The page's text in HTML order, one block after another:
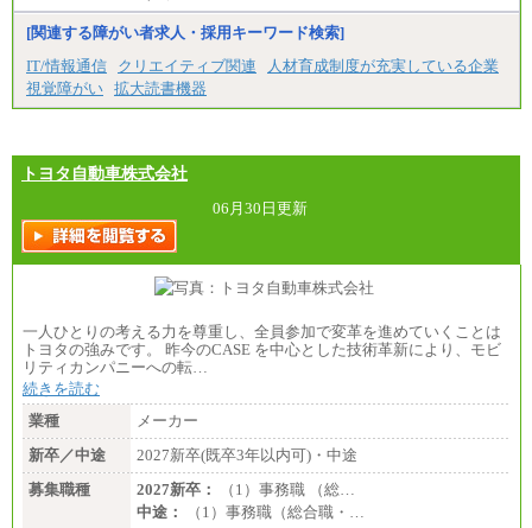
[関連する障がい者求人・採用キーワード検索]
IT/情報通信
クリエイティブ関連
人材育成制度が充実している企業
視覚障がい 拡大読書機器
トヨタ自動車株式会社
06月30日更新
一人ひとりの考える力を尊重し、全員参加で変革を進めていくことは
トヨタの強みです。 昨今のCASE を中心とした技術革新により、モビ
リティカンパニーへの転…
続きを読む
業種
メーカー
新卒／中途
2027新卒(既卒3年以内可)・中途
募集職種
2027新卒：
（1）事務職 （総…
中途：
（1）事務職（総合職・…